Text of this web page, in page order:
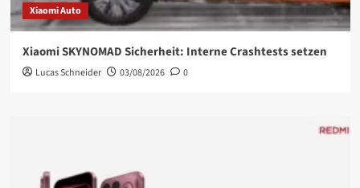
Xiaomi Auto
Xiaomi SKYNOMAD Sicherheit: Interne Crashtests setzen
Lucas Schneider 03/08/2026 0